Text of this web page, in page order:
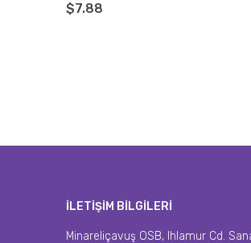
$7.88
İLETİŞİM BİLGİLERİ
Minareliçavuş OSB, Ihlamur Cd.